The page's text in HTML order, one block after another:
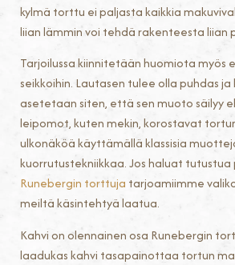
kylmä torttu ei paljasta kaikkia
liian lämmin voi tehdä rakenteesta liian
Tarjoilussa kiinnitetään huomiota myös
seikkoihin. Lautasen tulee olla puhdas
asetetaan siten, että sen muoto säilyy
leipomot, kuten mekin, korostavat
ulkonäköä käyttämällä klassisia
kuorrutustekniikkaa. Jos haluat tutustua
Runebergin torttuja tarjoamiimme
meiltä käsintehtyä laatua.
Kahvi on olennainen osa Runebergin
laadukas kahvi tasapainottaa tortun